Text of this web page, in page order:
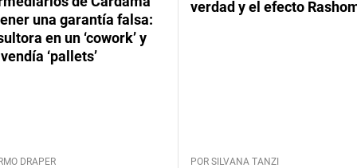
una garantía falsa:
en un ‘cowork’ y
‘pallets’
DRAPER
verdad y el efecto
POR SILVANA TANZI